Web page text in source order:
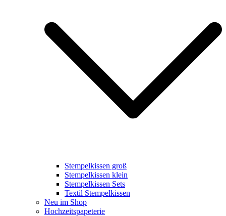
Stempelkissen groß
Stempelkissen klein
Stempelkissen Sets
Textil Stempelkissen
Neu im Shop
Hochzeitspapeterie